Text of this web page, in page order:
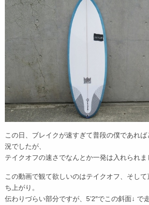
この日、ブレイクが速すぎて普段の僕であれ
況でしたが、
テイクオフの速さでなんとか一発は入れられま
この動画で観て欲しいのはテイクオフ、そし
ち上がり。
伝わりづらい部分ですが、5’2″でこの斜面↓ で